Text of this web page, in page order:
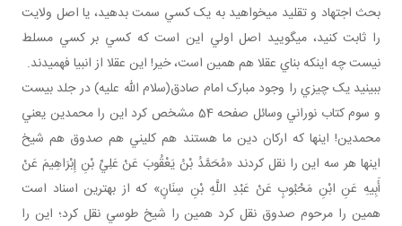
بحث اجتهاد و تقليد مي خواهيد به يک کسي سمت بدهيد، يا اصل ولايت
را ثابت کنيد، مي گوييد اصل اولي اين است که کسي بر کسي مسلط
نيست چه اينکه بناي عقلا هم همين است، خير! اين عقلا از انبيا فهميدند.
ببينيد يک چيزي را وجود مبارک امام صادق(سلام الله عليه) در جلد بيست
و سوم کتاب نوراني وسائل صفحه 54 مشخص کرد اين را محمدين يعني
محمدين! اينها که ارکان دين ما هستند هم کليني هم صدوق هم شيخ
اينها هر سه اين را نقل کردند «مُحَمَّدُ بْنُ يَعْقُوبَ عَنْ عَلِيِّ بْنِ إِبْرَاهِيمَ عَنْ
أَبِيهِ عَنِ ابْنِ مَحْبُوبٍ عَنْ عَبْدِ اللَّهِ بْنِ سِنَانٍ» که از بهترين اسناد است
همين را مرحوم صدوق نقل کرد همين را شيخ طوسي نقل کرد؛ اين را